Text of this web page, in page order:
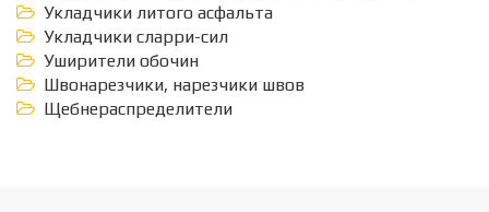
Укладчики литого асфальта
Укладчики сларри-сил
Уширители обочин
Швонарезчики, нарезчики швов
Щебнераспределители